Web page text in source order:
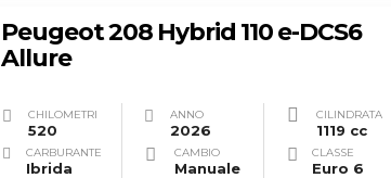
Peugeot 208 Hybrid 110 e-DCS6
Allure
CHILOMETRI
520
ANNO
2026
CILINDRATA
1119 cc
CARBURANTE
Ibrida
CAMBIO
Manuale
CLASSE
Euro 6